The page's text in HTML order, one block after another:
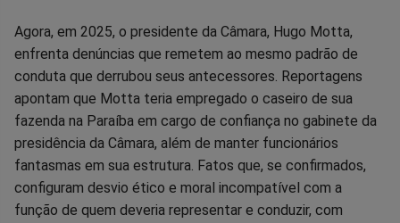
Agora, em 2025, o presidente da Câmara, Hugo Motta,
enfrenta denúncias que remetem ao mesmo padrão de
conduta que derrubou seus antecessores. Reportagens
apontam que Motta teria empregado o caseiro de sua
fazenda na Paraíba em cargo de confiança no gabinete da
presidência da Câmara, além de manter funcionários
fantasmas em sua estrutura. Fatos que, se confirmados,
configuram desvio ético e moral incompatível com a
função de quem deveria representar e conduzir, com